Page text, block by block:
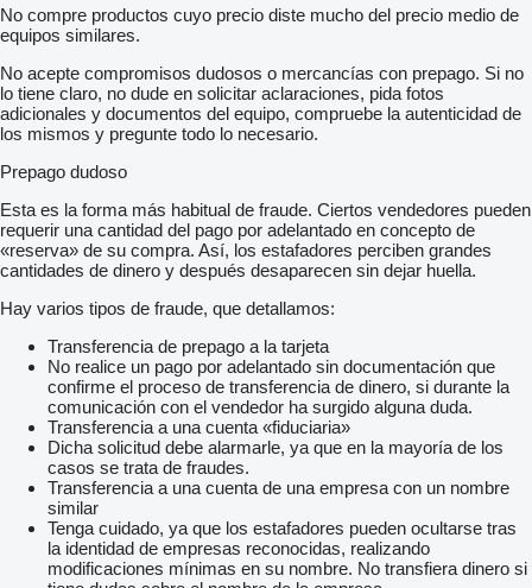
No compre productos cuyo precio diste mucho del precio medio de
equipos similares.
No acepte compromisos dudosos o mercancías con prepago. Si no
lo tiene claro, no dude en solicitar aclaraciones, pida fotos
adicionales y documentos del equipo, compruebe la autenticidad de
los mismos y pregunte todo lo necesario.
Prepago dudoso
Esta es la forma más habitual de fraude. Ciertos vendedores pueden
requerir una cantidad del pago por adelantado en concepto de
«reserva» de su compra. Así, los estafadores perciben grandes
cantidades de dinero y después desaparecen sin dejar huella.
Hay varios tipos de fraude, que detallamos:
Transferencia de prepago a la tarjeta
No realice un pago por adelantado sin documentación que
confirme el proceso de transferencia de dinero, si durante la
comunicación con el vendedor ha surgido alguna duda.
Transferencia a una cuenta «fiduciaria»
Dicha solicitud debe alarmarle, ya que en la mayoría de los
casos se trata de fraudes.
Transferencia a una cuenta de una empresa con un nombre
similar
Tenga cuidado, ya que los estafadores pueden ocultarse tras
la identidad de empresas reconocidas, realizando
modificaciones mínimas en su nombre. No transfiera dinero si